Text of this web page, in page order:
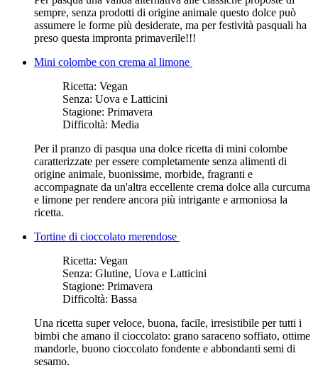
sempre, senza prodotti di origine animale questo dolce può
assumere le forme più desiderate, ma per festività pasquali ha
preso questa impronta primaverile!!!
Mini colombe con crema al limone
Ricetta: Vegan
Senza: Uova e Latticini
Stagione: Primavera
Difficoltà: Media
Per il pranzo di pasqua una dolce ricetta di mini colombe
caratterizzate per essere completamente senza alimenti di
origine animale, buonissime, morbide, fragranti e
accompagnate da un'altra eccellente crema dolce alla curcuma
e limone per rendere ancora più intrigante e armoniosa la
ricetta.
Tortine di cioccolato merendose
Ricetta: Vegan
Senza: Glutine, Uova e Latticini
Stagione: Primavera
Difficoltà: Bassa
Una ricetta super veloce, buona, facile, irresistibile per tutti i
bimbi che amano il cioccolato: grano saraceno soffiato, ottime
mandorle, buono cioccolato fondente e abbondanti semi di
sesamo.